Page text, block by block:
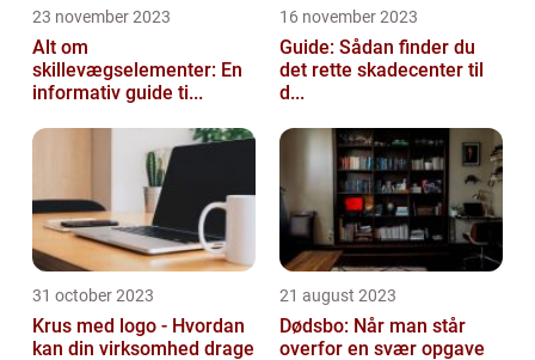
23 november 2023
Alt om
skillevægselementer: En
informativ guide ti...
16 november 2023
Guide: Sådan finder du
det rette skadecenter til
d...
31 october 2023
Krus med logo - Hvordan
kan din virksomhed drage
21 august 2023
Dødsbo: Når man står
overfor en svær opgave